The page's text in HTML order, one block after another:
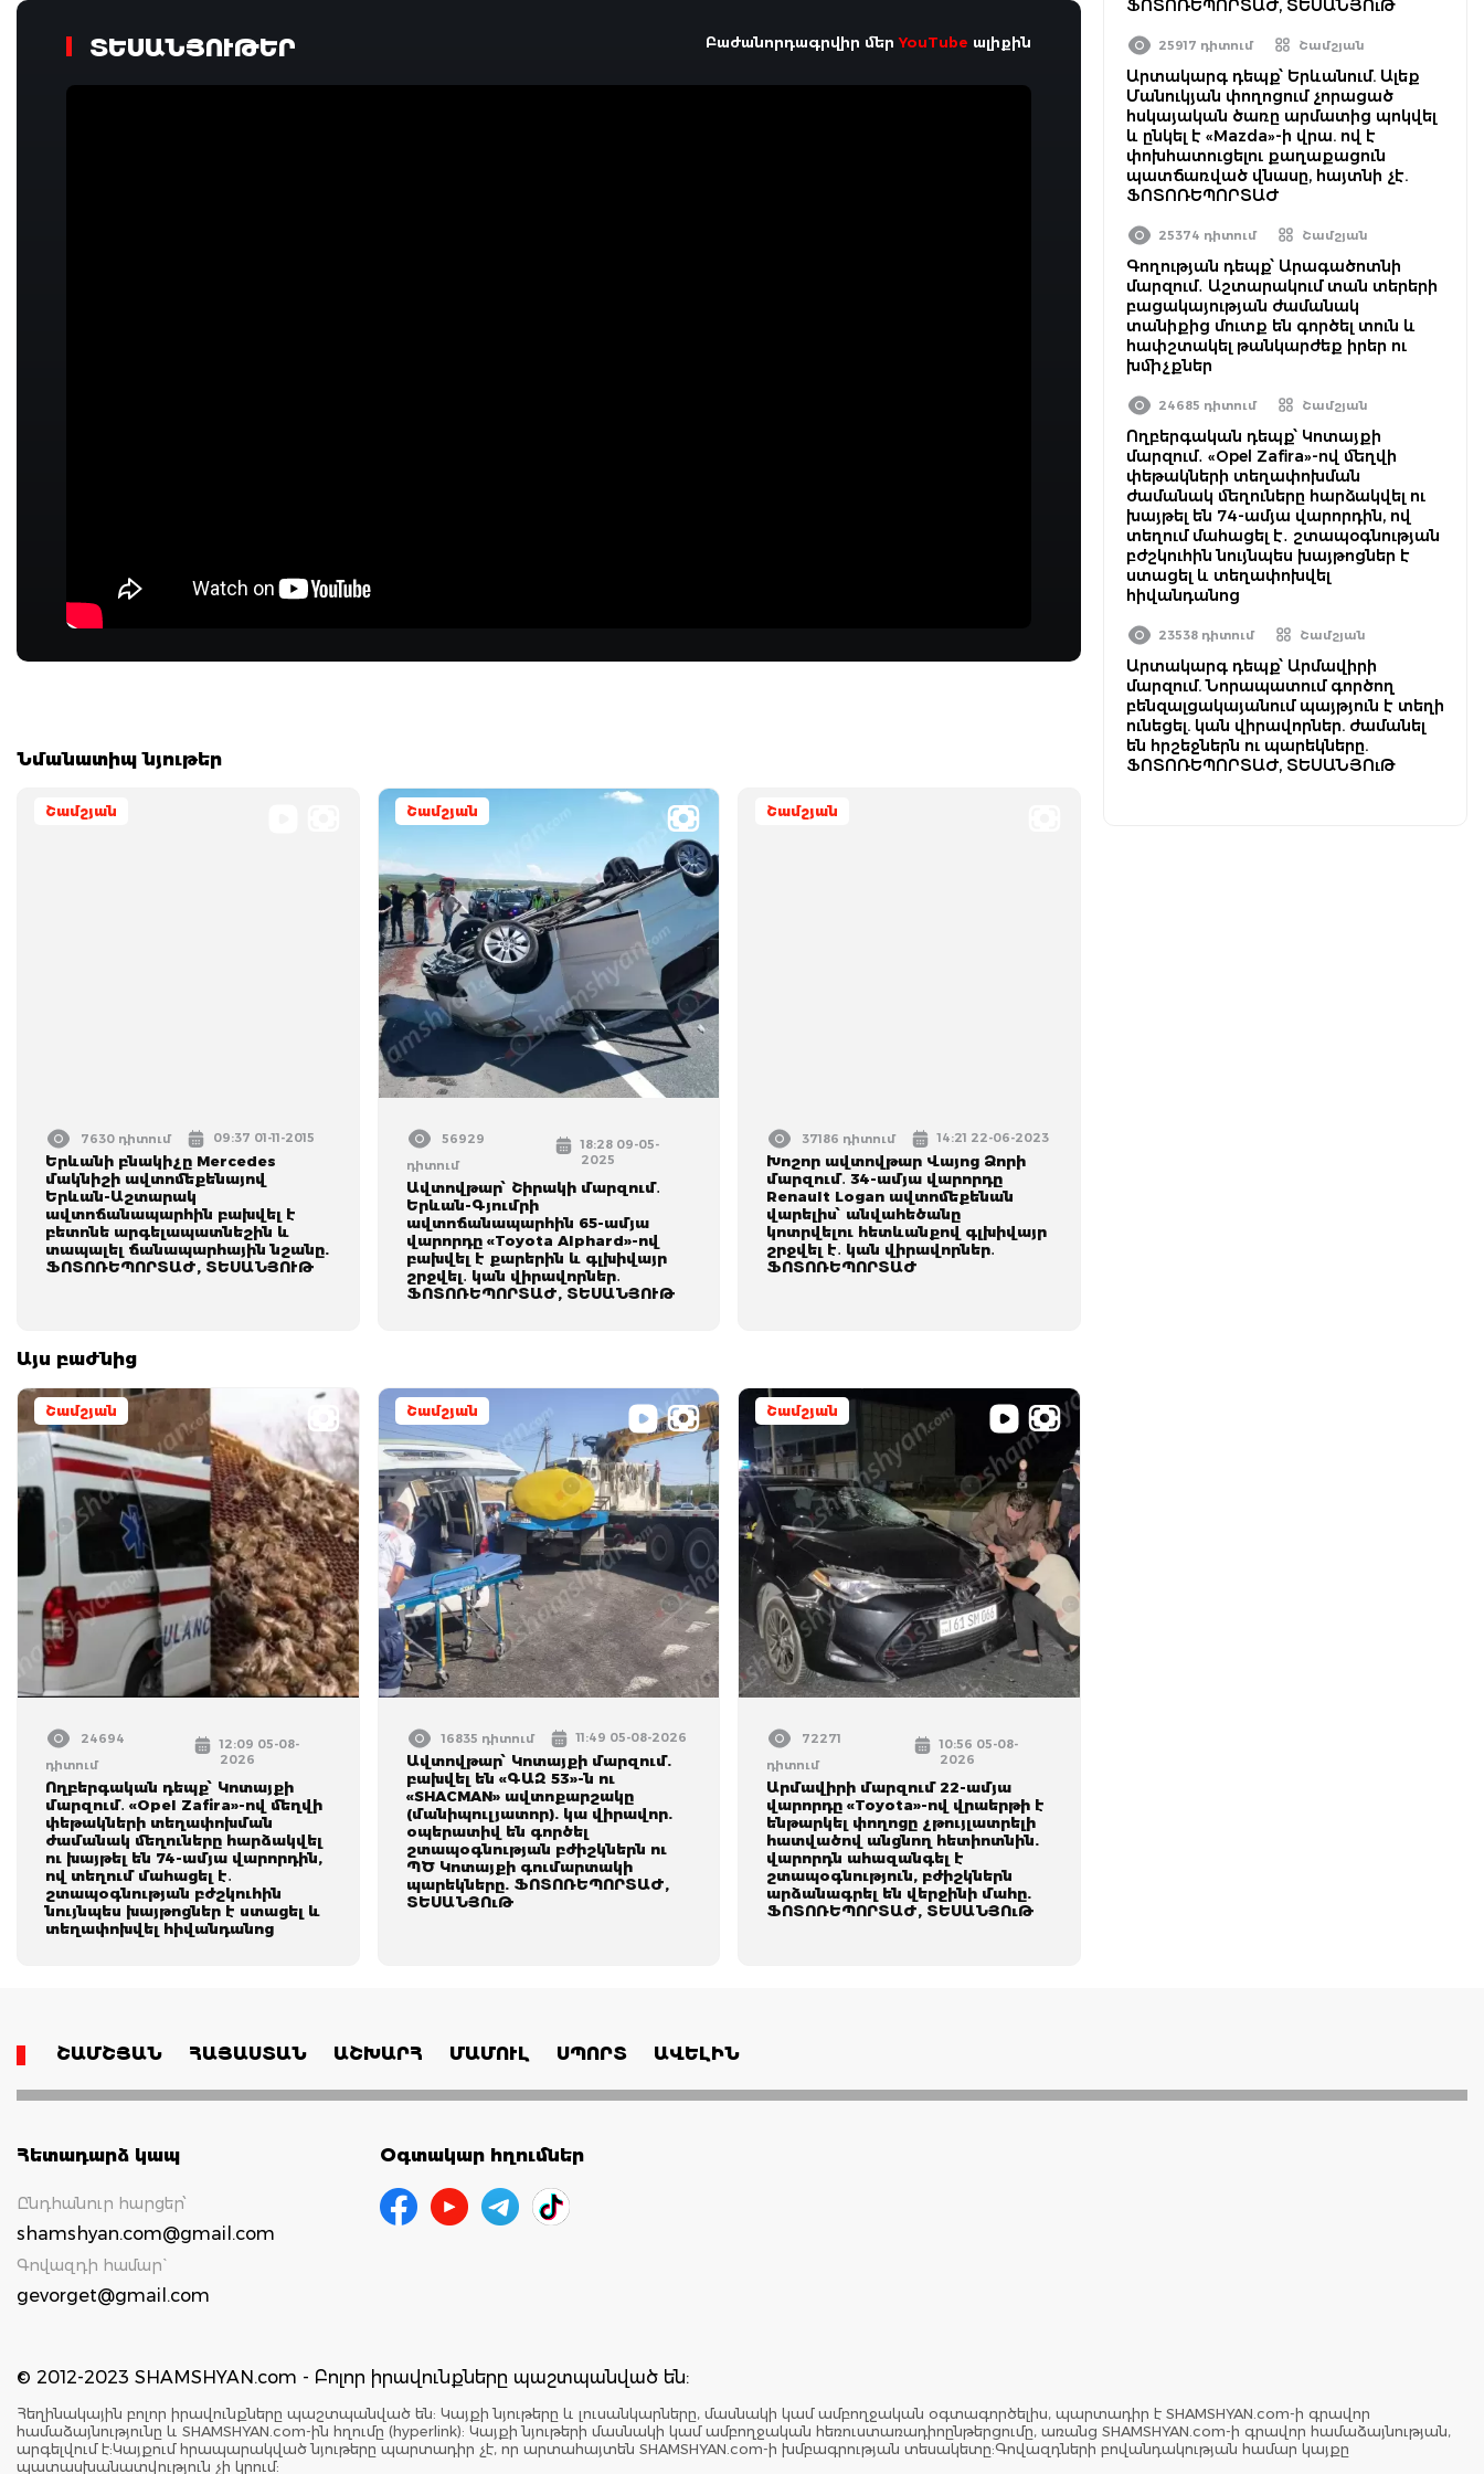
ՏԵՍԱՆՅՈՒԹԵՐ Բաժանորդագրվիր մերYouTube ալիքին
Նմանատիպ նյութեր
Շամշյան
7630 դիտում 09:37 01-11-2015
Երևանի բնակիչը Mercedes
մակնիշի ավտոմեքենայով
Երևան-Աշտարակ
ավտոճանապարհին բախվել է
բետոնե արգելապատնեշին և
տապալել ճանապարհային նշանը.
ՖՈՏՈՌԵՊՈՐՏԱԺ, ՏԵՍԱՆՅՈՒԹ
Շամշյան
56929
դիտում
18:28 09-05-
2025
Ավտովթար՝ Շիրակի մարզում․
Երևան-Գյումրի
ավտոճանապարհին 65-ամյա
վարորդը «Toyota Alphard»-ով
բախվել է քարերին և գլխիվայր
շրջվել․ կան վիրավորներ․
ՖՈՏՈՌԵՊՈՐՏԱԺ, ՏԵՍԱՆՅՈՒԹ
Շամշյան
37186 դիտում 14:21 22-06-2023
Խոշոր ավտովթար Վայոց Ձորի
մարզում․ 34-ամյա վարորդը
Renault Logan ավտոմեքենան
վարելիս՝ անվահեծանը
կոտրվելու հետևանքով գլխիվայր
շրջվել է․ կան վիրավորներ․
ՖՈՏՈՌԵՊՈՐՏԱԺ
Այս բաժնից
Շամշյան
24694
դիտում
12:09 05-08-
2026
Ողբերգական դեպք՝ Կոտայքի
մարզում․ «Opel Zafira»-ով մեղվի
փեթակների տեղափոխման
ժամանակ մեղուները հարձակվել
ու խայթել են 74-ամյա վարորդին,
ով տեղում մահացել է․
շտապօգնության բժշկուհին
նույնպես խայթոցներ է ստացել և
տեղափոխվել հիվանդանոց
Շամշյան
16835 դիտում 11:49 05-08-2026
Ավտովթար՝ Կոտայքի մարզում.
բախվել են «ԳԱԶ 53»-ն ու
«SHACMAN» ավտոքարշակը
(մանիպուլյատոր). կա վիրավոր.
օպերատիվ են գործել
շտապօգնության բժիշկներն ու
ՊԾ Կոտայքի գումարտակի
պարեկները. ՖՈՏՈՌԵՊՈՐՏԱԺ,
ՏԵՍԱՆՅՈւԹ
Շամշյան
72271
դիտում
10:56 05-08-
2026
Արմավիրի մարզում 22-ամյա
վարորդը «Toyota»-ով վրաերթի է
ենթարկել փողոցը չթույլատրելի
հատվածով անցնող հետիոտնին.
վարորդն ահազանգել է
շտապօգնություն, բժիշկներն
արձանագրել են վերջինի մահը.
ՖՈՏՈՌԵՊՈՐՏԱԺ, ՏԵՍԱՆՅՈւԹ
ՖՈՏՈՌԵՊՈՐՏԱԺ, ՏԵՍԱՆՅՈւԹ
25917 դիտում Շամշյան
Արտակարգ դեպք՝ Երևանում. Ալեք
Մանուկյան փողոցում չորացած
հսկայական ծառը արմատից պոկվել
և ընկել է «Mazda»-ի վրա. ով է
փոխհատուցելու քաղաքացուն
պատճառված վնասը, հայտնի չէ.
ՖՈՏՈՌԵՊՈՐՏԱԺ
25374 դիտում Շամշյան
Գողության դեպք՝ Արագածոտնի
մարզում․ Աշտարակում տան տերերի
բացակայության ժամանակ
տանիքից մուտք են գործել տուն և
հափշտակել թանկարժեք իրեր ու
խմիչքներ
24685 դիտում Շամշյան
Ողբերգական դեպք՝ Կոտայքի
մարզում․ «Opel Zafira»-ով մեղվի
փեթակների տեղափոխման
ժամանակ մեղուները հարձակվել ու
խայթել են 74-ամյա վարորդին, ով
տեղում մահացել է․ շտապօգնության
բժշկուհին նույնպես խայթոցներ է
ստացել և տեղափոխվել
հիվանդանոց
23538 դիտում Շամշյան
Արտակարգ դեպք՝ Արմավիրի
մարզում. Նորապատում գործող
բենզալցակայանում պայթյուն է տեղի
ունեցել. կան վիրավորներ. ժամանել
են հրշեջներն ու պարեկները.
ՖՈՏՈՌԵՊՈՐՏԱԺ, ՏԵՍԱՆՅՈւԹ
ՇԱՄՇՅԱՆ ՀԱՅԱՍՏԱՆ ԱՇԽԱՐՀ ՄԱՄՈՒԼ ՍՊՈՐՏ ԱՎԵԼԻՆ
Հետադարձ կապ
Ընդհանուր հարցեր՝
shamshyan.com@gmail.com
Գովազդի համար`
gevorget@gmail.com
Օգտակար հղումներ
© 2012-2023 SHAMSHYAN.com - Բոլոր իրավունքները պաշտպանված են:
Հեղինակային բոլոր իրավունքները պաշտպանված են: Կայքի նյութերը և լուսանկարները, մասնակի կամ ամբողջական օգտագործելիս, պարտադիր է SHAMSHYAN.com-ի գրավոր
համաձայնությունը և SHAMSHYAN.com-ին հղումը (hyperlink): Կայքի նյութերի մասնակի կամ ամբողջական հեռուստառադիոընթերցումը, առանց SHAMSHYAN.com-ի գրավոր համաձայնության,
արգելվում է:Կայքում հրապարակված նյութերը պարտադիր չէ, որ արտահայտեն SHAMSHYAN.com-ի խմբագրության տեսակետը:Գովազդների բովանդակության համար կայքը
պատասխանատվություն չի կրում: